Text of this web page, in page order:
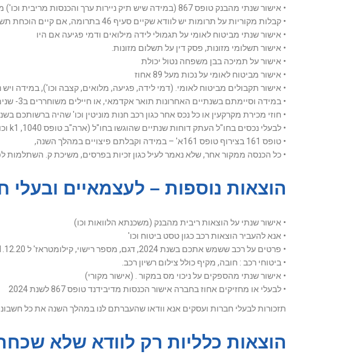
• אישור שנתי מהבנק טופס 867 (במידה שיש תיק ניירות ערך והכנסות מריבית וכו') מכל הבנקים על ניכוי במקור מריבית דיבידנד
• קבלות מקוריות על תרומות יש לוודא שקיים סעיף 46 בתרומה, אם קיים הוכחת תשלום לשלוח
• אישור שנתי מביטוח לאומי על תגמולי לידה מילואים ודמי פגיעה אם היו
• אישור תשלומי מזונות, פסק דין על תשלום מזונות.
• אישור על תמיכה בבן משפחה נטול יכולת
• אישור מביטוח לאומי על נכות מעל 89 אחוז
• אישור תקבולים מביטוח לאומי. (דמי לידה, פגיעה, מלואים, קצבה וכו'), במידה ויש נכות מעל 89.1 אחוז להביא
• במידה וסיימתם בשנתיים האחרונות תואר אקדמאי, או חיילים משוחררים ב3- שנים האחרונות, או נולד לכם ילד השנה, או הנכם עולה חדש או חוזר לציין זאת ולהביא מסמכים נדרשים
• חוזי מכירת מקרקעין או כל נכס אחר כגון רכב חנות מוניטין וכו' שהיה ברשותכם
• לבעלי נכסים בחו"ל העתק דוחות שנתיים שהוגשו בחו"ל (ארה"ב טופס 1040, k1 וכו').
• טופס 161 בצירוף טופס 161א' – במידה וקבלתם פיצויים במהלך השנה,
• כל הכנסה ממקור אחר, שלא נאמר לעיל כגון זכיות בפרסים, משיכת ק.
הוצאות נוספות – לעצמאיים ובעלי
• אישור שנתי על הוצאות ריבית מהבנק (משכנתא הלוואות וכו)
• אנא להעביר הוצאות רכב כגון טסט ביטוח וכו'
• פרטים על רכב ששמש אתכם בשנת 2024, דגם, מספר רישוי, קילומטראז' ל 31.12.20 אם לא רשמתם לרשום קילומטאז' נכון להיום, ולהצהיר על ק"מ ממוצע לחודש.
• ביטוחי רכב : חובה, מקיף כולל צילום רשיון רכב.
• אישור שנתי מהספקים על ניכוי מס במקור . (אישור מקורי)
• לבעלי או מחזיקים אחוז בחברה אישור הכנסות מדיבידנד טופס 867 לשנת 2024
תזכורות לבעלי חברות ועסקים אנא וודאו שהעברתם לנו במהלך השנה את כל
הוצאות כלליות רק לוודא שלא